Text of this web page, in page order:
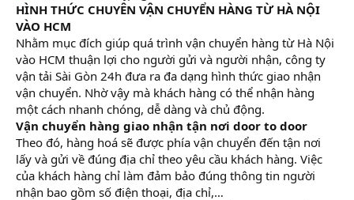
HÌNH THỨC CHUYÊN VẬN CHUYỂN HÀNG TỪ HÀ NỘI
VÀO HCM
Nhằm mục đích giúp quá trình vận chuyển hàng từ Hà Nội
vào HCM thuận lợi cho người gửi và người nhận, công ty
vận tải Sài Gòn 24h đưa ra đa dạng hình thức giao nhận
vận chuyển. Nhờ vậy mà khách hàng có thể nhận hàng
một cách nhanh chóng, dễ dàng và chủ động.
Vận chuyển hàng giao nhận tận nơi door to door
Theo đó, hàng hoá sẽ được phía vận chuyển đến tận nơi
lấy và gửi về đúng địa chỉ theo yêu cầu khách hàng. Việc
của khách hàng chỉ làm đảm bảo đúng thông tin người
nhận bao gồm số điện thoại, địa chỉ,…